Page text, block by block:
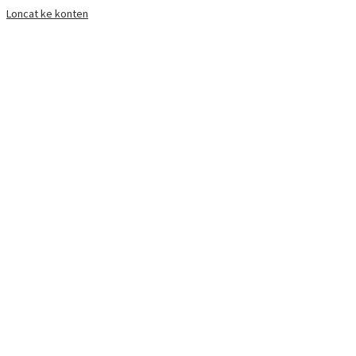
Loncat ke konten